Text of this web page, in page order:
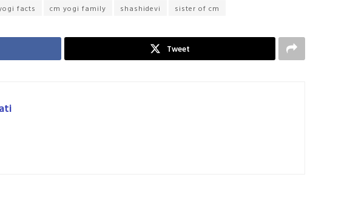
facts cm yogi family shashidevi sister of cm
Tweet